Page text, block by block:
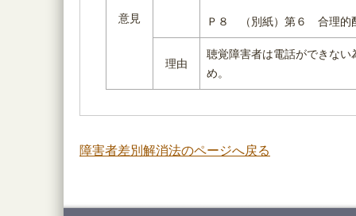
意見 Ｐ８ （別紙）第６ 合理的
理由
聴覚障害者は電話ができな
め。
障害者差別解消法のページへ戻る